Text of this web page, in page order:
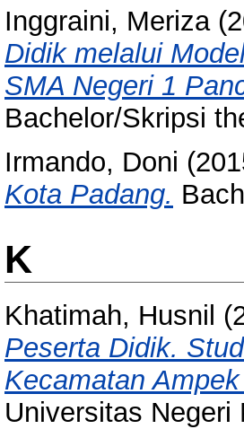
Inggraini, Meriza
Didik melalui
SMA Negeri 1
Bachelor/Skripsi
Irmando, Doni
Kota Padang.
K
Khatimah, Husnil
Peserta Didik.
Kecamatan
Universitas Negeri